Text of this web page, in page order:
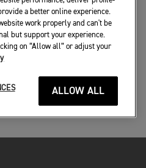
a better online experience.
work properly and can't be
but support your experience.
on “Allow all” or adjust your
ALLOW ALL